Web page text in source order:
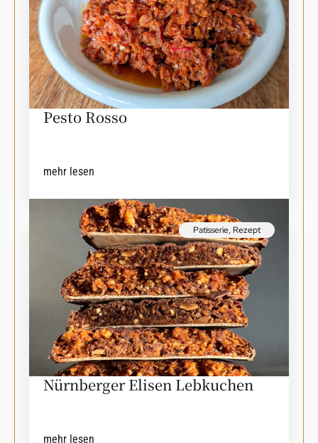
Pesto Rosso
mehr lesen
Patisserie, Rezept
Nürnberger Elisen Lebkuchen
mehr lesen